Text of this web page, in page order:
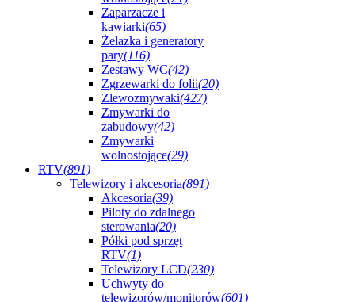
Zaparzacze i
kawiarki(65)
Żelazka i generatory
pary(116)
Zestawy WC(42)
Zgrzewarki do folii(20)
Zlewozmywaki(427)
Zmywarki do
zabudowy(42)
Zmywarki
wolnostojące(29)
RTV(891)
Telewizory i akcesoria(891)
Akcesoria(39)
Piloty do zdalnego
sterowania(20)
Półki pod sprzęt
RTV(1)
Telewizory LCD(230)
Uchwyty do
telewizorów/monitorów(601)